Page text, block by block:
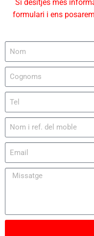
Si desitjes més
formulari i ens